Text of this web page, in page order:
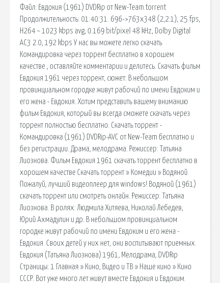
Файл: Евдокия (1961) DVDRip от New-Team.torrent
Продолжительность: 01:40:31. 696->763х348 (2,2:1), 25 fps,
H264 ~ 1023 kbps avg, 0.169 bit/pixel 48 kHz, Dolby Digital
AC3 2.0, 192 kbps У нас вы можете легко скачать
Командировка через торрент бесплатно в хорошем
качестве , оставляйте комментарии и делитесь. Скачать фильм
Евдокия 1961 через торрент, сюжет: В небольшом
провинциальном городке живут рабочий по имени Евдоким и
его жена - Евдокия. Хотим представить вашему вниманию
фильм Евдокия, который вы всегда сможете скачать через
торрент полностью бесплатно. Скачать торрент -
Командировка (1961) DVDRip-AVC от New-Team бесплатно и
без регистрации. Драма, мелодрама. Режиссер: Татьяна
Лиознова. Фильм Евдокия 1961 скачать торрент бесплатно в
хорошем качестве Скачать торрент » Комедии » Водяной
Пожалуй, лучший видеоплеер для windows! Водяной (1961)
cкачать торрент или смотреть онлайн. Режиссер: Татьяна
Лиознова. В ролях: Людмила Хитяева, Николай Лебедев,
Юрий Ахмадулин и др. В небольшом провинциальном
городке живут рабочий по имени Евдоким и его жена -
Евдокия. Своих детей у них нет, они воспитывают приемных.
Евдокия (Татьяна Лиознова) 1961, Мелодрама, DVDRip
Страницы: 1 Главная » Кино, Видео и ТВ » Наше кино » Кино
СССР. Вот уже много лет живут вместе Евдокия и Евдоким.